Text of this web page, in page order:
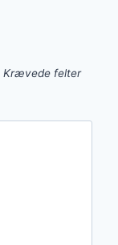
Krævede felter